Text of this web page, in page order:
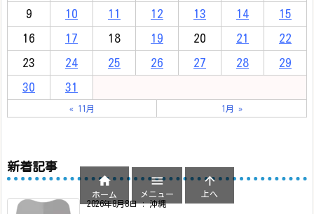
9 10 11 12 13 14 15
16 17 18 19 20 21 22
23 24 25 26 27 28 29
30 31
« 11月 1月 »
新着記事
2026年8月8日:沖縄

ホーム

メニュー

上へ